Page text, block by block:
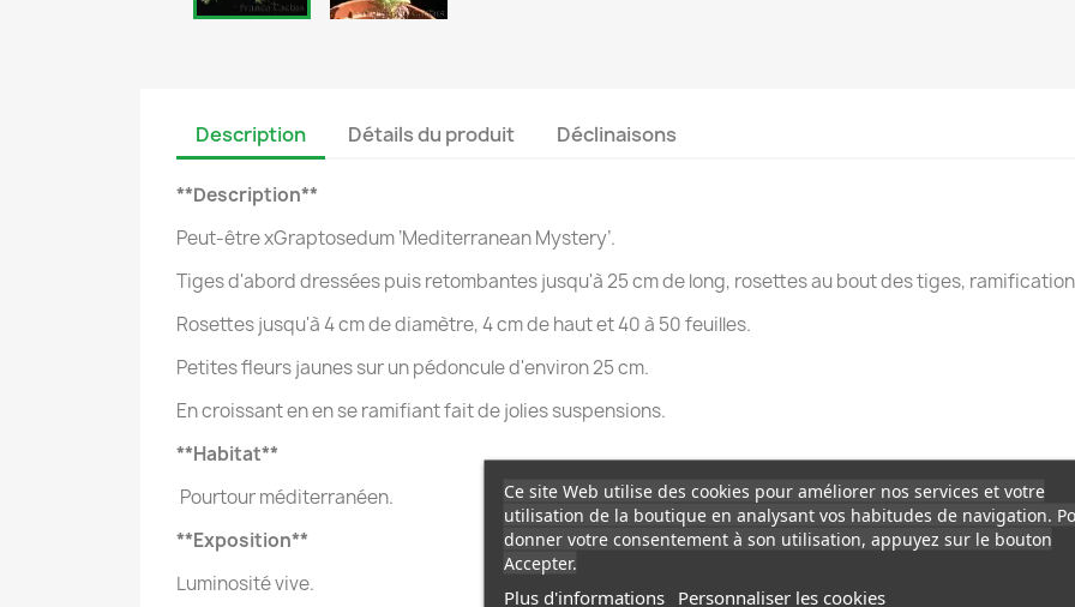
Description Détails du produit Déclinaisons
**Description**
Peut-être xGraptosedum ‘Mediterranean Mystery’.
Tiges d'abord dressées puis retombantes jusqu'à 25 cm de long, rosettes au bout des tiges,
Rosettes jusqu'à 4 cm de diamètre, 4 cm de haut et 40 à 50 feuilles.
Petites fleurs jaunes sur un pédoncule d'environ 25 cm.
En croissant en en se ramifiant fait de jolies suspensions.
**Habitat**
Pourtour méditerranéen.
**Exposition**
Luminosité vive.
Ce site Web utilise des cookies pour améliorer nos services et votre
utilisation de la boutique en analysant vos habitudes de navigation.
donner votre consentement à son utilisation, appuyez sur le bouton
Accepter.
Plus d'informations Personnaliser les cookies